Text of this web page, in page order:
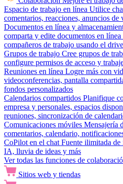
Espacio de trabajo en línea Utilice
comentarios, reacciones, anuncios de
Documentos en línea y
comparta y edite documentos en
compañeros de trabajo usando el
Grupos de trabajo Cree grupos de
configure permisos de acceso y
Reuniones en línea Logre más con
videoconferencias, pantalla
fondos personalizados
Calendarios compartidos Planifique
empresa y personales, espacios
reuniones, sincronización de
Comunicaciones móviles Mensajería
comentarios, calendario,
CoPilot en el chat Fuente ilimitada de
IA, lluvia de ideas y más
Ver todas las funciones de
Sitios web y tiendas